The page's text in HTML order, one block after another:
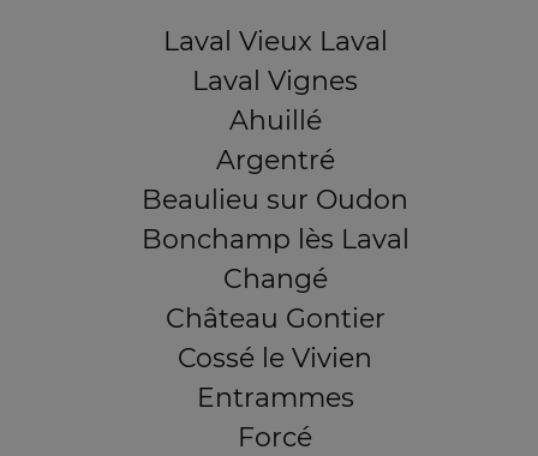
Laval Vieux Laval
Laval Vignes
Ahuillé
Argentré
Beaulieu sur Oudon
Bonchamp lès Laval
Changé
Château Gontier
Cossé le Vivien
Entrammes
Forcé